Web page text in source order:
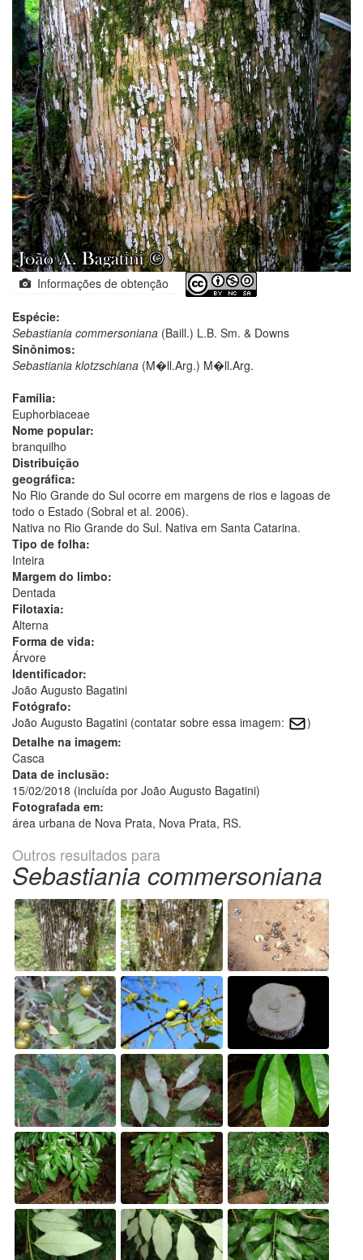
Informações de obtenção
Espécie:
Sebastiania commersoniana (Baill.) L.B. Sm. & Downs
Sinônimos:
Sebastiania klotzschiana (M�ll.Arg.) M�ll.Arg.
Família:
Euphorbiaceae
Nome popular:
branquilho
Distribuição
geográfica:
No Rio Grande do Sul ocorre em margens de rios e lagoas de
todo o Estado (Sobral et al. 2006).
Nativa no Rio Grande do Sul. Nativa em Santa Catarina.
Tipo de folha:
Inteira
Margem do limbo:
Dentada
Filotaxia:
Alterna
Forma de vida:
Árvore
Identificador:
João Augusto Bagatini
Fotógrafo:
João Augusto Bagatini (contatar sobre essa imagem:
)
Detalhe na imagem:
Casca
Data de inclusão:
15/02/2018 (incluída por João Augusto Bagatini)
Fotografada em:
área urbana de Nova Prata, Nova Prata, RS.
Outros resultados para
Sebastiania commersoniana